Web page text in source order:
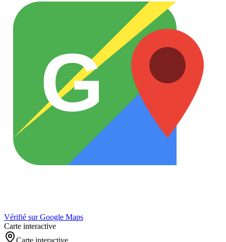
G
Vérifié sur Google Maps
Carte interactive
Carte interactive